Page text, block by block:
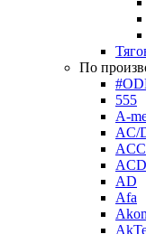
По
555
A-
AC/
AD
Afa